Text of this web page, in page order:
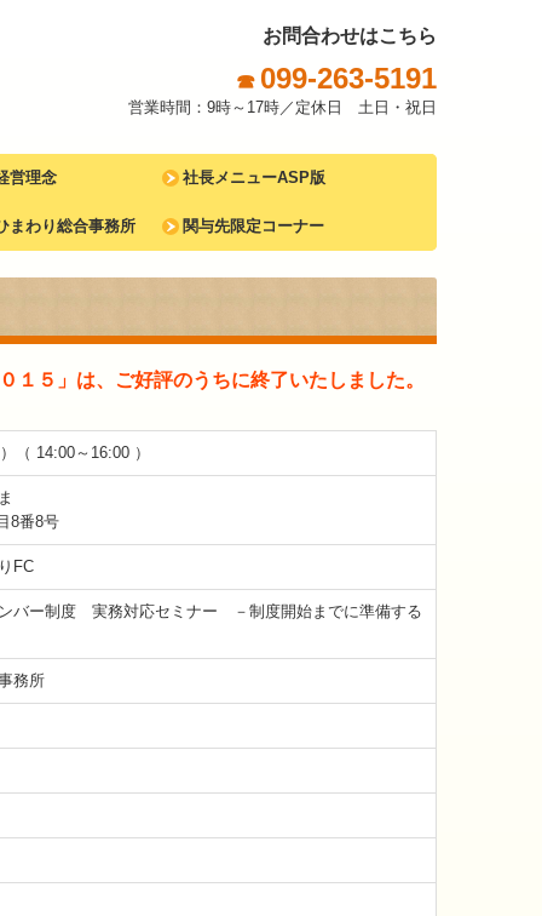
お問合わせはこちら
☎ 099-263-5191
営業時間：9時～17時／定休日 土日・祝日
営理念
針
ポ通信
社長メニューASP版
まわり総合事務所 関与先限定コーナー
FC VOICE
所内イベント
ひまわりＦＣライブラリー
１５」は、ご好評のうちに終了いたしました。
（ 14:00～16:00 ）
8番8号
FC
バー制度 実務対応セミナー －制度開始までに準備する
務所